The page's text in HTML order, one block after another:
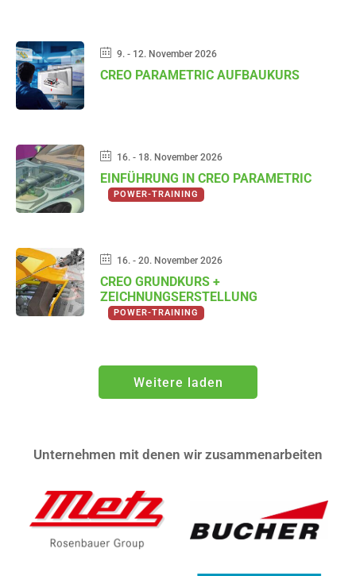
9. - 12. November 2026
CREO PARAMETRIC AUFBAUKURS
16. - 18. November 2026
EINFÜHRUNG IN CREO PARAMETRIC
POWER-TRAINING
16. - 20. November 2026
CREO GRUNDKURS +
ZEICHNUNGSERSTELLUNG
POWER-TRAINING
Weitere laden
Unternehmen mit denen wir zusammenarbeiten